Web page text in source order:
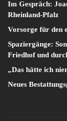
Im Gespräch:
Rheinland-Pfalz
Vorsorge für den
Spaziergänge:
Friedhof und
„Das hätte ich
Neues